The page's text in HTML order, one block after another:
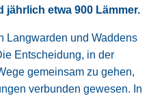
jährlich etwa 900 Lämmer.
Langwarden und Waddens
Entscheidung, in der
gemeinsam zu gehen,
verbunden gewesen. In